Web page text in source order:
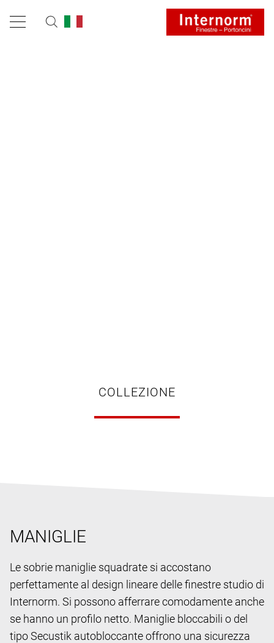
COLLEZIONE
MANIGLIE
Le sobrie maniglie squadrate si accostano
perfettamente al design lineare delle finestre studio di
Internorm. Si possono afferrare comodamente anche
se hanno un profilo netto. Maniglie bloccabili o del
tipo Secustik autobloccante offrono una sicurezza